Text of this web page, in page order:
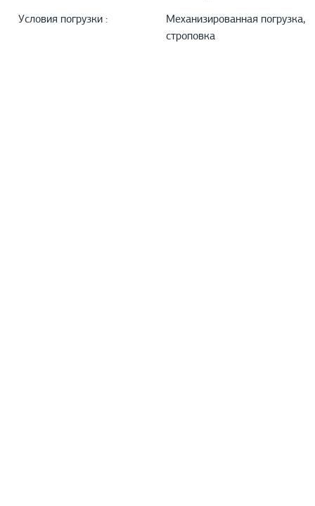
Условия погрузки :
Механизированная погрузка,
строповка